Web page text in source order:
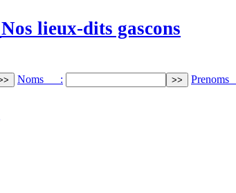
Nos lieux-dits gascons
Noms : Prenoms